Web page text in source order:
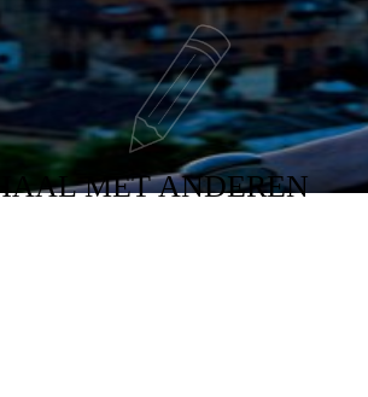
MET ANDEREN